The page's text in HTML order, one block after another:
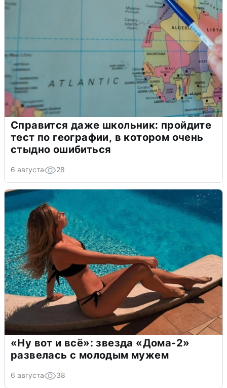
Справится даже школьник: пройдите
тест по географии, в котором очень
стыдно ошибиться
6 августа 28
«Ну вот и всё»: звезда «Дома-2»
развелась с молодым мужем
6 августа 38